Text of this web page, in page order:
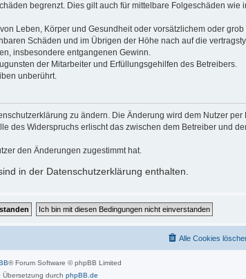
begrenzt. Dies gilt auch für mittelbare Folgeschäden wie
Leben, Körper und Gesundheit oder vorsätzlichem oder
Schäden und im Übrigen der Höhe nach auf die
insbesondere entgangenen Gewinn.
der Mitarbeiter und Erfüllungsgehilfen des Betreibers.
unberührt.
zu ändern. Die Änderung wird dem Nutzer per
des Widerspruchs erlischt das zwischen dem Betreiber und
den Änderungen zugestimmt hat.
in der Datenschutzerklärung enthalten.
Alle Cookies
® Forum Software © phpBB Limited
Übersetzung durch phpBB.de